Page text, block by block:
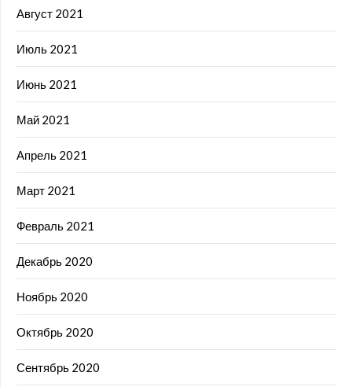
Август 2021
Июль 2021
Июнь 2021
Май 2021
Апрель 2021
Март 2021
Февраль 2021
Декабрь 2020
Ноябрь 2020
Октябрь 2020
Сентябрь 2020